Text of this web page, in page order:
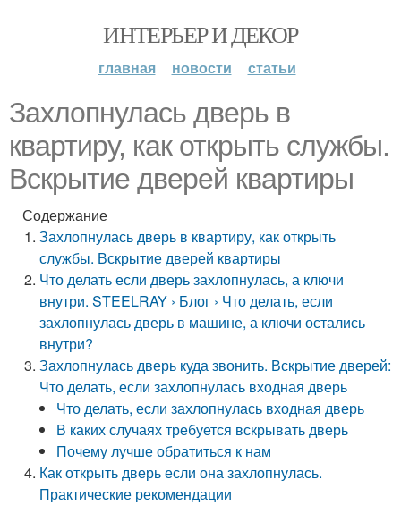
ИНТЕРЬЕР И ДЕКОР
главная новости статьи
Захлопнулась дверь в
квартиру, как открыть службы.
Вскрытие дверей квартиры
Содержание
Захлопнулась дверь в квартиру, как открыть
службы. Вскрытие дверей квартиры
Что делать если дверь захлопнулась, а ключи
внутри. STEELRAY › Блог › Что делать, если
захлопнулась дверь в машине, а ключи остались
внутри?
Захлопнулась дверь куда звонить. Вскрытие дверей:
Что делать, если захлопнулась входная дверь
Что делать, если захлопнулась входная дверь
В каких случаях требуется вскрывать дверь
Почему лучше обратиться к нам
Как открыть дверь если она захлопнулась.
Практические рекомендации